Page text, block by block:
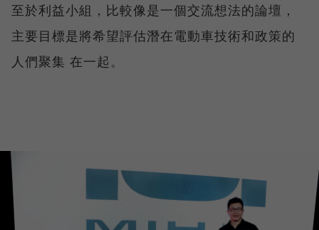
至於利益小組，比較像是一個交流想法的論壇，
主要目標是將希望評估潛在電動車技術和政策的
人們聚集 在一起。